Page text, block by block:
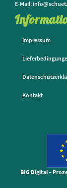
E-Mail:
Impressum
Kontakt
BIG Digital –